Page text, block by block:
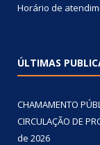
Horário de
ÚLTIMAS
CHAMAMENTO
CIRCULAÇÃO DE
de 2026